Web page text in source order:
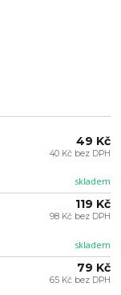
skladem
49 Kč
40 Kč bez DPH
skladem
119 Kč
98 Kč bez DPH
79 Kč
65 Kč bez DPH